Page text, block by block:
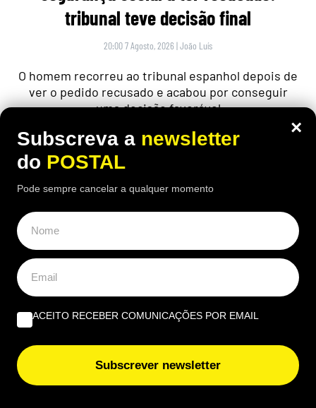
tribunal teve decisão final
20:00 7 Agosto, 2026 |João Luís
O homem recorreu ao tribunal espanhol depois de
ver o pedido recusado e acabou por conseguir
uma decisão favorável
ECONOMIA, NACIONAL
×
Subscreva a newsletter
do POSTAL
Pode sempre cancelar a qualquer momento
ACEITO RECEBER COMUNICAÇÕES POR EMAIL
Subscrever newsletter